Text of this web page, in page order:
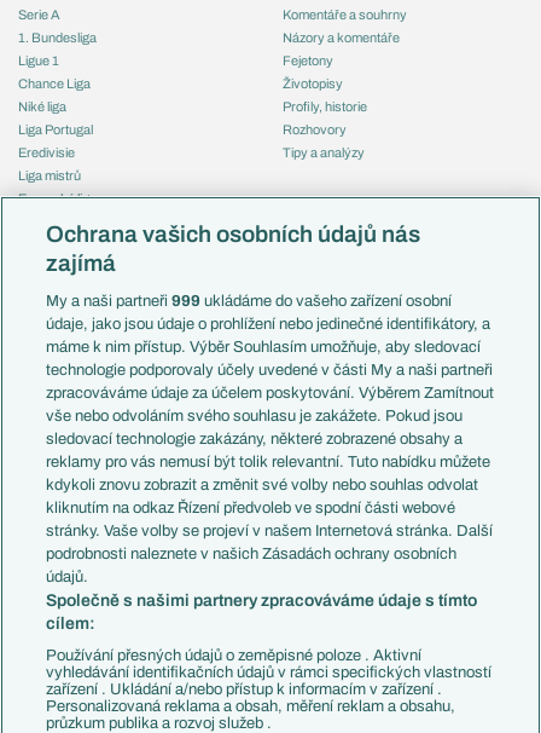
Serie A
1. Bundesliga
Ligue 1
Chance Liga
Niké liga
Liga Portugal
Eredivisie
Liga mistrů
Evropská liga
Mistrovství světa
Liga národů
Témata
Představení týmů MS
EuroSkauting
PL v kostce
Evropské koeficienty
Přestupy
Přestupové spekulace
Zranění
Kluby
Arsenal FC
Chelsea FC
Manchester United
AC Milán
Juventus FC
Bayern Mnichov
FC Barcelona
Real Madrid
Komentáře a souhrny
Názory a komentáře
Fejetony
Životopisy
Profily, historie
Rozhovory
Tipy a analýzy
Česko
Francie
Itálie
Německo
Španělsko
Argentina
Brazílie
Přestupy
Zápasy
Livescore
Tipovací soutěž
Ochrana vašich osobních údajů nás
zajímá
My a naši partneři999 ukládáme do vašeho zařízení osobní
údaje, jako jsou údaje o prohlížení nebo jedinečné identifikátory, a
máme k nim přístup. Výběr Souhlasím umožňuje, aby sledovací
technologie podporovaly účely uvedené v části My a naši partneři
zpracováváme údaje za účelem poskytování. Výběrem Zamítnout
vše nebo odvoláním svého souhlasu je zakážete. Pokud jsou
sledovací technologie zakázány, některé zobrazené obsahy a
reklamy pro vás nemusí být tolik relevantní. Tuto nabídku můžete
kdykoli znovu zobrazit a změnit své volby nebo souhlas odvolat
kliknutím na odkaz Řízení předvoleb ve spodní části webové
stránky. Vaše volby se projeví v našem Internetová stránka. Další
podrobnosti naleznete v našich Zásadách ochrany osobních
údajů.
Společně s našimi partnery zpracováváme údaje s tímto
cílem:
Používání přesných údajů o zeměpisné poloze . Aktivní
vyhledávání identifikačních údajů v rámci specifických vlastností
zařízení . Ukládání a/nebo přístup k informacím v zařízení .
Personalizovaná reklama a obsah, měření reklam a obsahu,
průzkum publika a rozvoj služeb .